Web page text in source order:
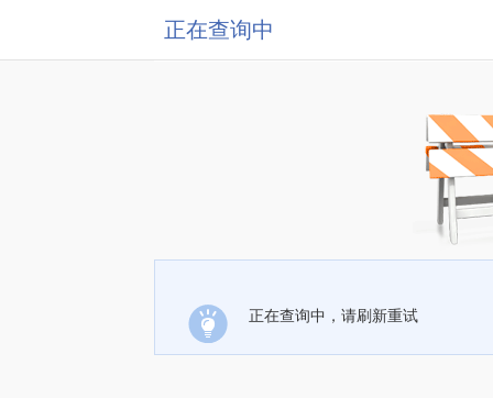
正在查询中
正在查询中，请刷新重试